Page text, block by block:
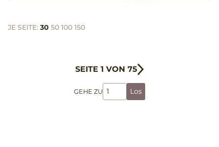
JE SEITE: 30 50 100 150
SEITE 1 VON 75
GEHE ZU Los